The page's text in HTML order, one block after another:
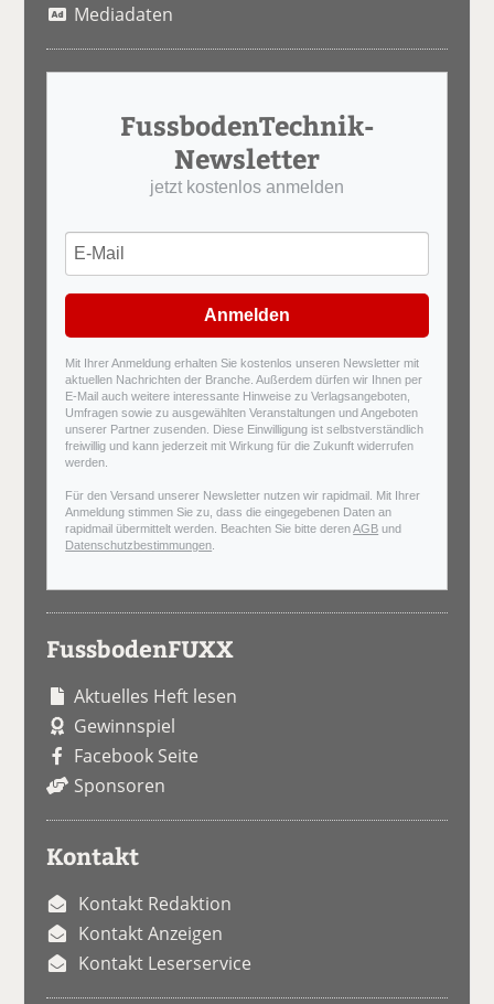
Mediadaten
FussbodenTechnik-
Newsletter
jetzt kostenlos anmelden
Anmelden
Mit Ihrer Anmeldung erhalten Sie kostenlos unseren Newsletter mit
aktuellen Nachrichten der Branche. Außerdem dürfen wir Ihnen per
E-Mail auch weitere interessante Hinweise zu Verlagsangeboten,
Umfragen sowie zu ausgewählten Veranstaltungen und Angeboten
unserer Partner zusenden. Diese Einwilligung ist selbstverständlich
freiwillig und kann jederzeit mit Wirkung für die Zukunft widerrufen
werden.
Für den Versand unserer Newsletter nutzen wir rapidmail. Mit Ihrer
Anmeldung stimmen Sie zu, dass die eingegebenen Daten an
rapidmail übermittelt werden. Beachten Sie bitte derenAGB und
Datenschutzbestimmungen
FussbodenFUXX
Aktuelles Heft lesen
Gewinnspiel
Facebook Seite
Sponsoren
Kontakt
Kontakt Redaktion
Kontakt Anzeigen
Kontakt Leserservice